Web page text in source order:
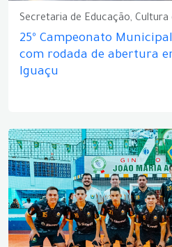
Secretaria de Educação, Cultura
25º Campeonato
com rodada de abertura
Iguaçu